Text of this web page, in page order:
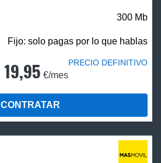
300 Mb
Fijo: solo pagas por lo que hablas
19,95 €/mes
PRECIO DEFINITIVO
CONTRATAR